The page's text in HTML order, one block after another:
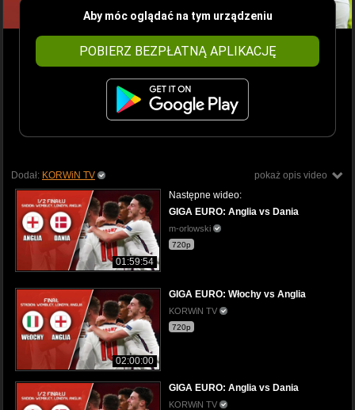
Aby móc oglądać na tym urządzeniu
POBIERZ BEZPŁATNĄ APLIKACJĘ
pokaż opis video
Dodał: KORWiN TV
01:59:54
Następne wideo:
GIGA EURO: Anglia vs Dania
m-orlowski
720p
02:00:00
GIGA EURO: Włochy vs Anglia
KORWiN TV
720p
GIGA EURO: Anglia vs Dania
KORWiN TV